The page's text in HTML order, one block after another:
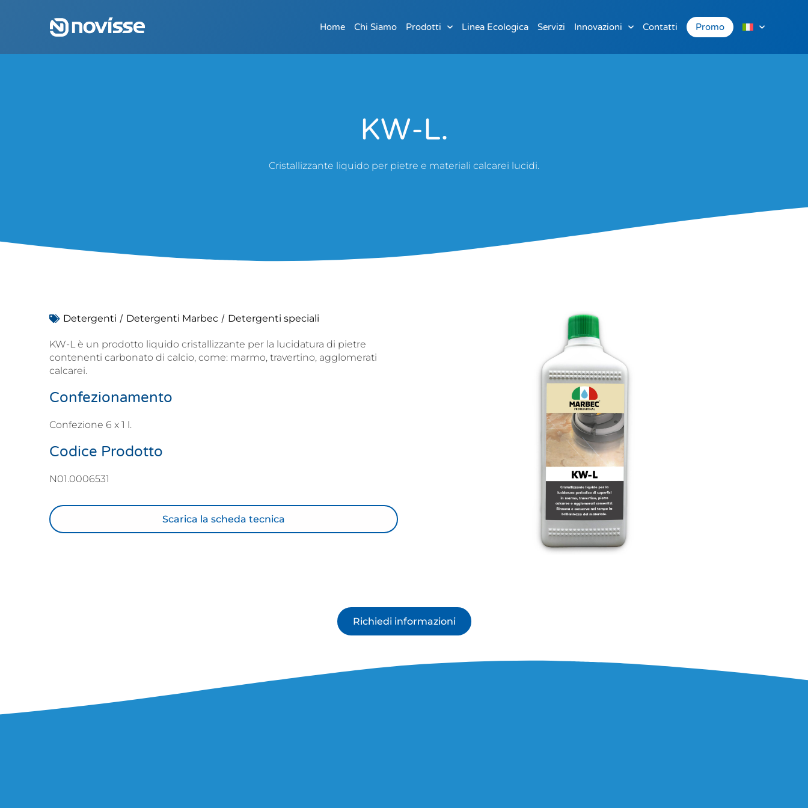
Home Chi Siamo Prodotti Linea Ecologica Servizi Innovazioni Contatti Promo
KW-L.
Cristallizzante liquido per pietre e materiali calcarei lucidi.
Detergenti / Detergenti Marbec / Detergenti speciali
KW-L è un prodotto liquido cristallizzante per la lucidatura di pietre
contenenti carbonato di calcio, come: marmo, travertino, agglomerati
calcarei.
Confezionamento
Confezione 6 x 1 l.
Codice Prodotto
N01.0006531
Scarica la scheda tecnica
Richiedi informazioni